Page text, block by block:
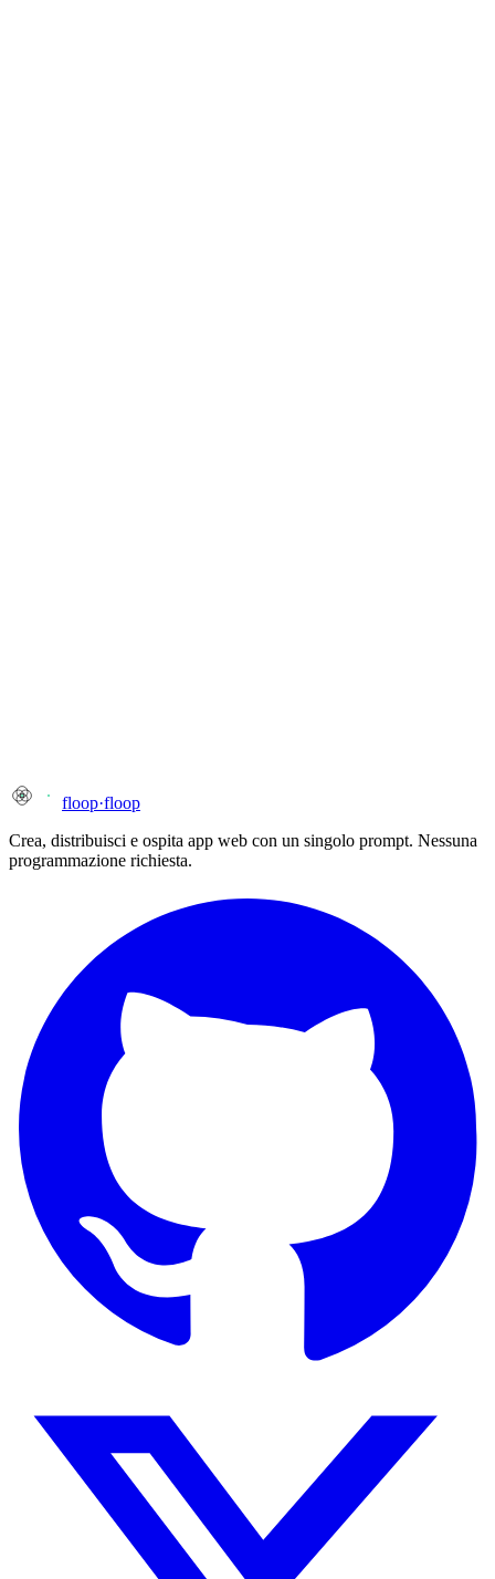
floop·floop
Crea, distribuisci e ospita app web con un singolo prompt. Nessuna
programmazione richiesta.